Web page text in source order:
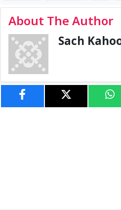
About The Author
Sach